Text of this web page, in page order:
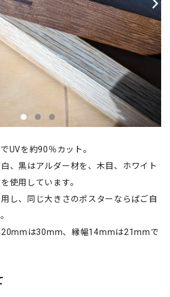
UVを約90％カット。
、黒はアルダー材を、木目、ホワイト
使用しています。
し、同じ大きさのポスターならばご自
20mmは30mm、縁幅14mmは21mmで